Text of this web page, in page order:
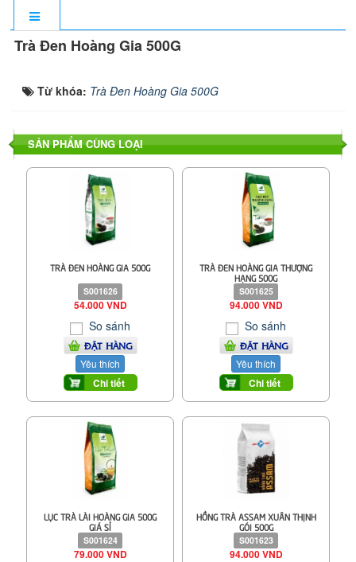
Trà Đen Hoàng Gia 500G
Từ khóa: Trà Đen Hoàng Gia 500G
SẢN PHẨM CÙNG LOẠI
TRÀ ĐEN HOÀNG GIA 500G
S001626
54.000 VND
So sánh
ĐẶT HÀNG
Yêu thích
Chi tiết
TRÀ ĐEN HOÀNG GIA THƯỢNG
HẠNG 500G
S001625
94.000 VND
So sánh
ĐẶT HÀNG
Yêu thích
Chi tiết
LỤC TRÀ LÀI HOÀNG GIA 500G
GIÁ SỈ
S001624
79.000 VND
HỒNG TRÀ ASSAM XUÂN THỊNH
GÓI 500G
S001623
94.000 VND